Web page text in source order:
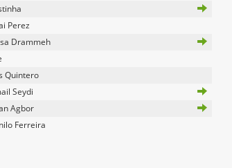
Perez
Drammeh
Quintero
Seydi
Agbor
Ferreira